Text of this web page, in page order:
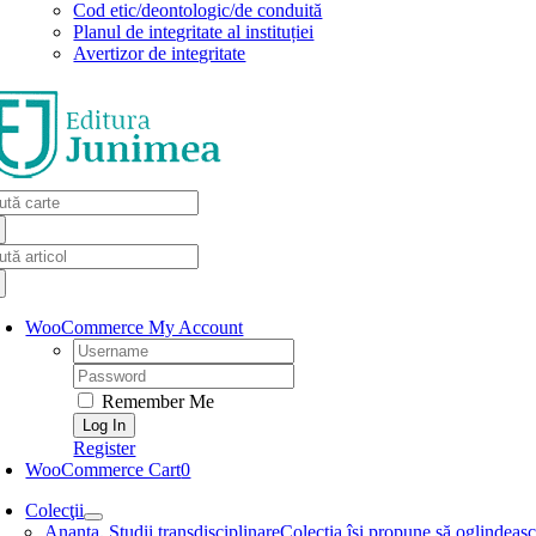
Cod etic/deontologic/de conduită
Planul de integritate al instituției
Avertizor de integritate
WooCommerce My Account
Username:
Password:
Remember Me
Register
WooCommerce Cart0
Colecţii
Ananta. Studii transdisciplinareColecţia își propune să